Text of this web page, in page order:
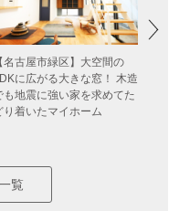
【名古屋市緑区】大空間の
に広がる大きな窓！ 木造
も地震に強い家を求めてた
り着いたマイホーム
覧